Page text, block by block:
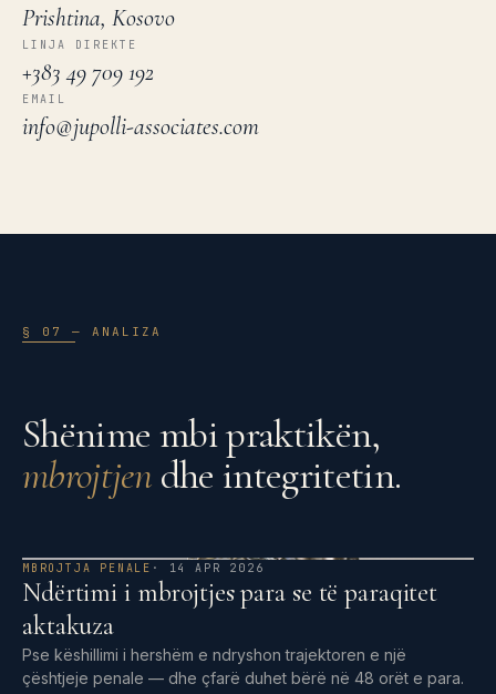
Prishtina, Kosovo
LINJA DIREKTE
+383 49 709 192
EMAIL
info@jupolli-associates.com
§ 07 — ANALIZA
Shënime mbi praktikën,
mbrojtjen dhe integritetin.
MBROJTJA PENALE · 14 APR 2026
Ndërtimi i mbrojtjes para se të paraqitet
aktakuza
Pse këshillimi i hershëm e ndryshon trajektoren e një
çështjeje penale — dhe çfarë duhet bërë në 48 orët e para.